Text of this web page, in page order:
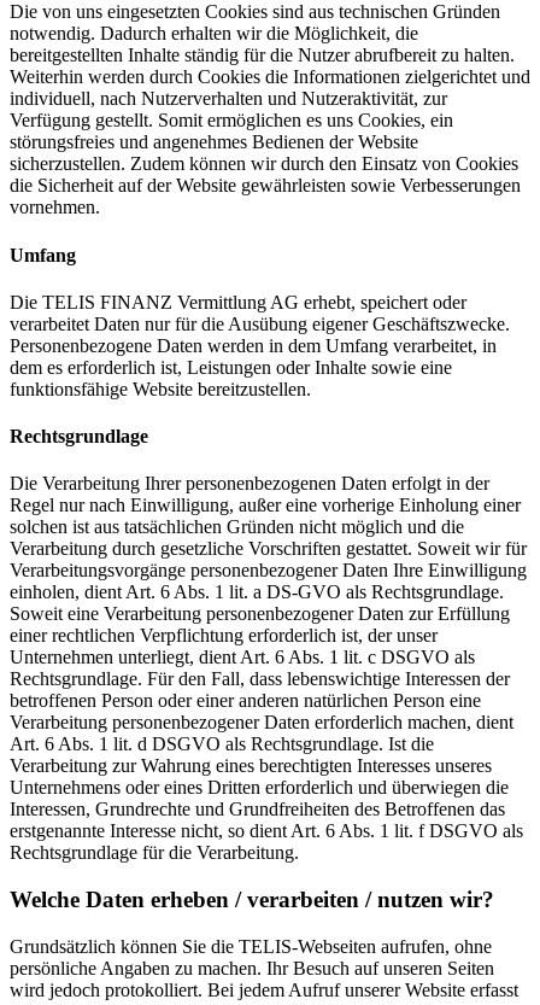
Die von uns eingesetzten Cookies sind aus technischen Gründen
notwendig. Dadurch erhalten wir die Möglichkeit, die
bereitgestellten Inhalte ständig für die Nutzer abrufbereit zu halten.
Weiterhin werden durch Cookies die Informationen zielgerichtet und
individuell, nach Nutzerverhalten und Nutzeraktivität, zur
Verfügung gestellt. Somit ermöglichen es uns Cookies, ein
störungsfreies und angenehmes Bedienen der Website
sicherzustellen. Zudem können wir durch den Einsatz von Cookies
die Sicherheit auf der Website gewährleisten sowie Verbesserungen
vornehmen.
Umfang
Die TELIS FINANZ Vermittlung AG erhebt, speichert oder
verarbeitet Daten nur für die Ausübung eigener Geschäftszwecke.
Personenbezogene Daten werden in dem Umfang verarbeitet, in
dem es erforderlich ist, Leistungen oder Inhalte sowie eine
funktionsfähige Website bereitzustellen.
Rechtsgrundlage
Die Verarbeitung Ihrer personenbezogenen Daten erfolgt in der
Regel nur nach Einwilligung, außer eine vorherige Einholung einer
solchen ist aus tatsächlichen Gründen nicht möglich und die
Verarbeitung durch gesetzliche Vorschriften gestattet. Soweit wir für
Verarbeitungsvorgänge personenbezogener Daten Ihre Einwilligung
einholen, dient Art. 6 Abs. 1 lit. a DS-GVO als Rechtsgrundlage.
Soweit eine Verarbeitung personenbezogener Daten zur Erfüllung
einer rechtlichen Verpflichtung erforderlich ist, der unser
Unternehmen unterliegt, dient Art. 6 Abs. 1 lit. c DSGVO als
Rechtsgrundlage. Für den Fall, dass lebenswichtige Interessen der
betroffenen Person oder einer anderen natürlichen Person eine
Verarbeitung personenbezogener Daten erforderlich machen, dient
Art. 6 Abs. 1 lit. d DSGVO als Rechtsgrundlage. Ist die
Verarbeitung zur Wahrung eines berechtigten Interesses unseres
Unternehmens oder eines Dritten erforderlich und überwiegen die
Interessen, Grundrechte und Grundfreiheiten des Betroffenen das
erstgenannte Interesse nicht, so dient Art. 6 Abs. 1 lit. f DSGVO als
Rechtsgrundlage für die Verarbeitung.
Welche Daten erheben / verarbeiten / nutzen wir?
Grundsätzlich können Sie die TELIS-Webseiten aufrufen, ohne
persönliche Angaben zu machen. Ihr Besuch auf unseren Seiten
wird jedoch protokolliert. Bei jedem Aufruf unserer Website erfasst